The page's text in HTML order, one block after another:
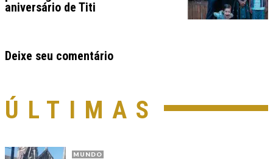
aniversário de Titi
Deixe seu comentário
ÚLTIMAS
MUNDO